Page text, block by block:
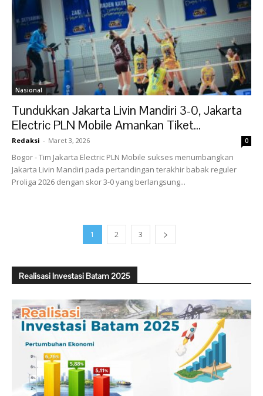
Nasional
Tundukkan Jakarta Livin Mandiri 3-0, Jakarta
Electric PLN Mobile Amankan Tiket...
Redaksi - Maret 3, 2026 0
Bogor - Tim Jakarta Electric PLN Mobile sukses menumbangkan
Jakarta Livin Mandiri pada pertandingan terakhir babak reguler
Proliga 2026 dengan skor 3-0 yang berlangsung...
1 2 3
Realisasi Investasi Batam 2025